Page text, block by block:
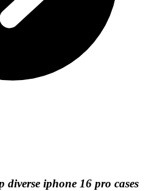
diverse iphone 16 pro cases